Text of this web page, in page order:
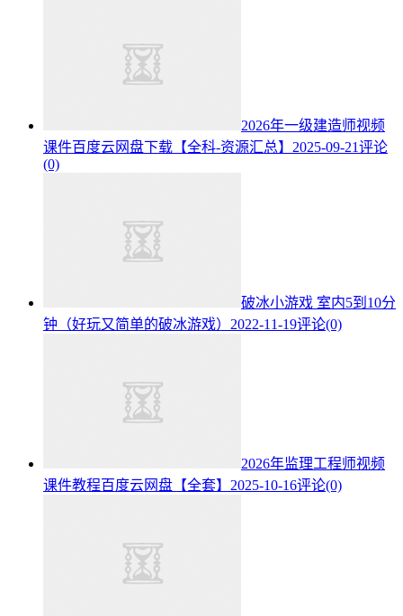
2026年一级建造师视频
课件百度云网盘下载【全科-资源汇总】 2025-09-21评论
(0)
破冰小游戏 室内5到10分
钟（好玩又简单的破冰游戏） 2022-11-19评论(0)
2026年监理工程师视频
课件教程百度云网盘【全套】 2025-10-16评论(0)